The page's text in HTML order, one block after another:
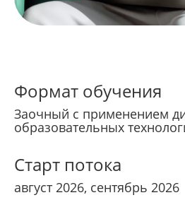
Формат обучения
Заочный с применением
образовательных
Старт потока
август 2026, сентябрь 2026